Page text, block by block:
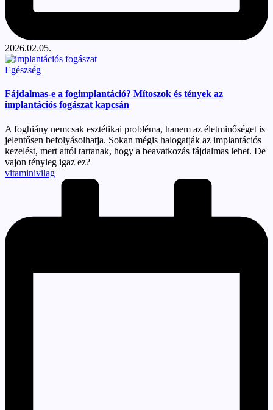
2026.02.05.
Posted
Egészség
Fájdalmas-e a fogimplantáció? Mítoszok és tények az
implantációs fogászat kapcsán
A foghiány nemcsak esztétikai probléma, hanem az életminőséget is
jelentősen befolyásolhatja. Sokan mégis halogatják az implantációs
kezelést, mert attól tartanak, hogy a beavatkozás fájdalmas lehet. De
vajon tényleg igaz ez?
Posted
vitaminivilag